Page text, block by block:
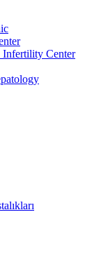
Infertility Center